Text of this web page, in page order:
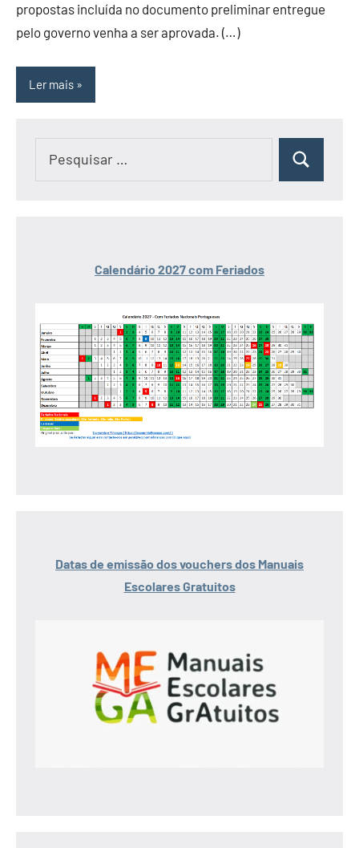
propostas incluída no documento preliminar entregue
pelo governo venha a ser aprovada. (…)
Ler mais
Pesquisar
Calendário 2027 com Feriados
Datas de emissão dos vouchers dos Manuais
Escolares Gratuitos